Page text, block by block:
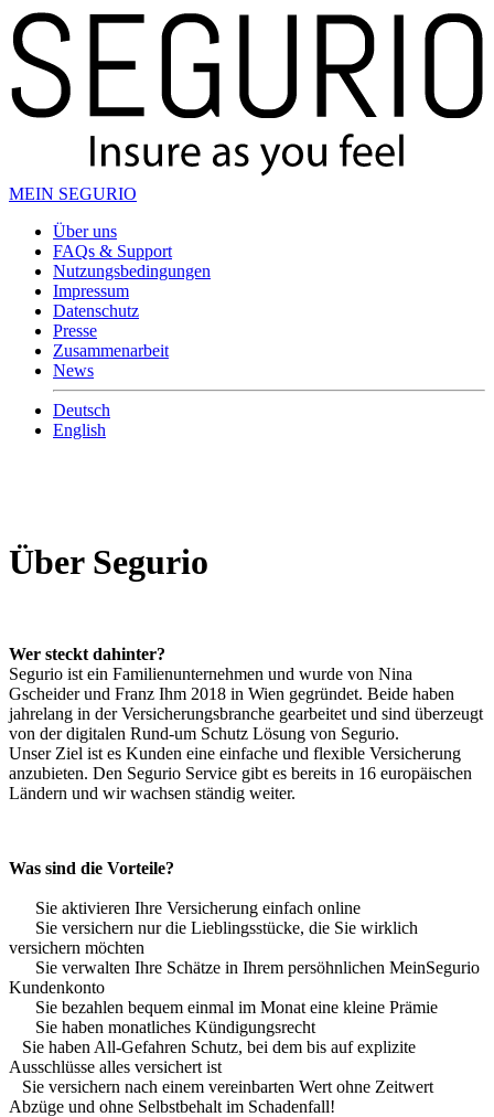
MEIN SEGURIO
Über uns
FAQs & Support
Nutzungsbedingungen
Impressum
Datenschutz
Presse
Zusammenarbeit
News
Deutsch
English
Über Segurio
Wer steckt dahinter?
Segurio ist ein Familienunternehmen und wurde von Nina
Gscheider und Franz Ihm 2018 in Wien gegründet. Beide haben
jahrelang in der Versicherungsbranche gearbeitet und sind überzeugt
von der digitalen Rund-um Schutz Lösung von Segurio.
Unser Ziel ist es Kunden eine einfache und flexible Versicherung
anzubieten. Den Segurio Service gibt es bereits in 16 europäischen
Ländern und wir wachsen ständig weiter.
Was sind die Vorteile?
Sie aktivieren Ihre Versicherung einfach online
Sie versichern nur die Lieblingsstücke, die Sie wirklich
versichern möchten
Sie verwalten Ihre Schätze in Ihrem persöhnlichen MeinSegurio
Kundenkonto
Sie bezahlen bequem einmal im Monat eine kleine Prämie
Sie haben monatliches Kündigungsrecht
Sie haben All-Gefahren Schutz, bei dem bis auf explizite
Ausschlüsse alles versichert ist
Sie versichern nach einem vereinbarten Wert ohne Zeitwert
Abzüge und ohne Selbstbehalt im Schadenfall!